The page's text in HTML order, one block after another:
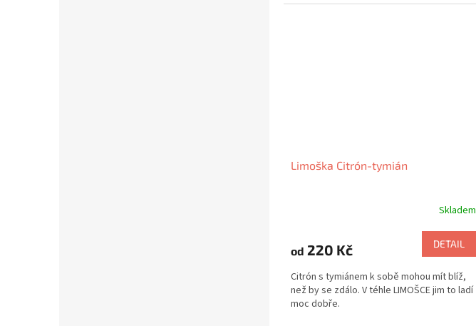
Limoška Citrón-tymián
Skladem
od 220 Kč DETAIL
Citrón s tymiánem k sobě mohou mít blíž,
než by se zdálo. V téhle LIMOŠCE jim to ladí
moc dobře.